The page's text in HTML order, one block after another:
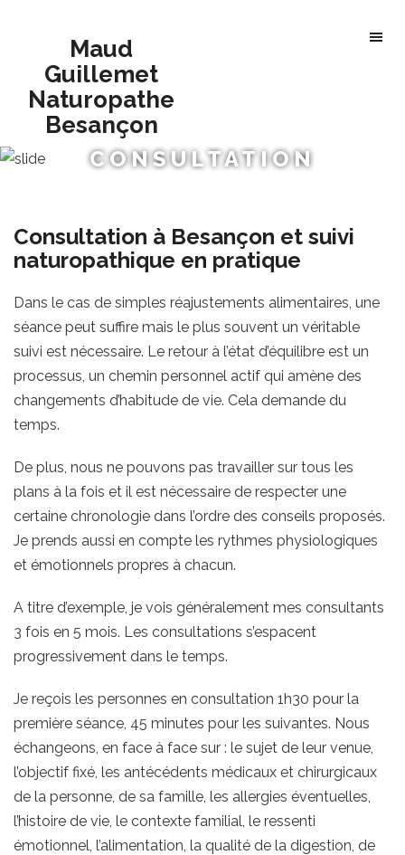
Maud
Guillemet
Naturopathe
Besançon
CONSULTATION
Consultation à Besançon et suivi
naturopathique en pratique
Dans le cas de simples réajustements alimentaires, une
séance peut suffire mais le plus souvent un véritable
suivi est nécessaire. Le retour à l’état d’équilibre est un
processus, un chemin personnel actif qui amène des
changements d’habitude de vie. Cela demande du
temps.
De plus, nous ne pouvons pas travailler sur tous les
plans à la fois et il est nécessaire de respecter une
certaine chronologie dans l’ordre des conseils proposés.
Je prends aussi en compte les rythmes physiologiques
et émotionnels propres à chacun.
A titre d’exemple, je vois généralement mes consultants
3 fois en 5 mois. Les consultations s’espacent
progressivement dans le temps.
Je reçois les personnes en consultation 1h30 pour la
première séance, 45 minutes pour les suivantes. Nous
échangeons, en face à face sur : le sujet de leur venue,
l’objectif fixé, les antécédents médicaux et chirurgicaux
de la personne, de sa famille, les allergies éventuelles,
l’histoire de vie, le contexte familial, le ressenti
émotionnel, l’alimentation, la qualité de la digestion, de